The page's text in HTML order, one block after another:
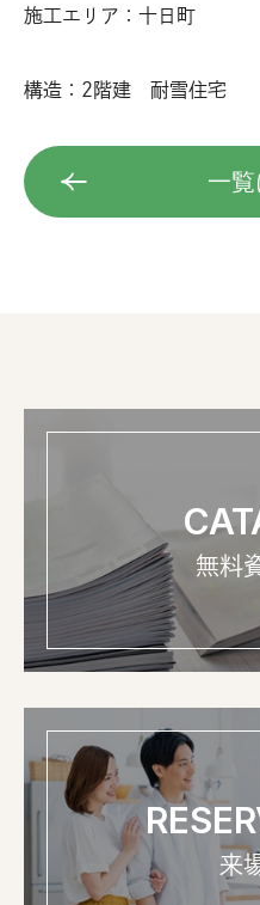
施工エリア：十日町
構造：2階建 耐雪住宅
一
無料
来